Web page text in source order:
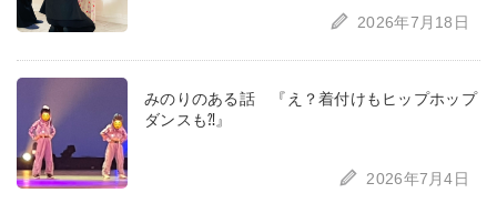
2026年7月18日
みのりのある話 『え？着付けもヒップホップ
ダンスも⁈』
2026年7月4日